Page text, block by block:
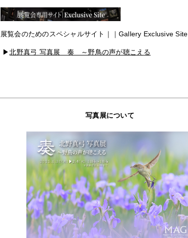
展覧会のためのスペシャルサイト｜｜Gallery Exclusive Site
▶北野真弓 写真展 奏 ～野鳥の声が聴こえる
写真展について